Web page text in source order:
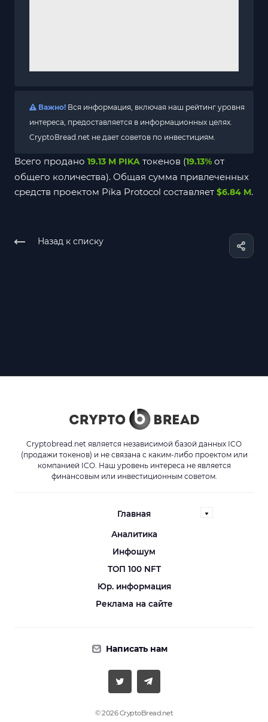
Важно! Вся информация, включая наш рейтинг уровня
интереса, предоставляется в информационных целях.
CryptoBread.net не дает советов по инвестициям.
Всего продано 19.13 M PIKA токенов (19.13% от
общего количества). Общая сумма привлеченных
средств проектом Pika Protocol составляет $6.84 M.
Назад к списку
Cryptobread.net является независимой базой данных ICO
(продажи токенов) и не связана с каким-либо проектом или
компанией ICO. Наш уровень интереса не является
финансовым или инвестиционным советом.
Главная
Аналитика
Инфошум
ТОП 100 NFT
Юр. информация
Реклама на сайте
Написать нам
© 2026 CryptoBread.net